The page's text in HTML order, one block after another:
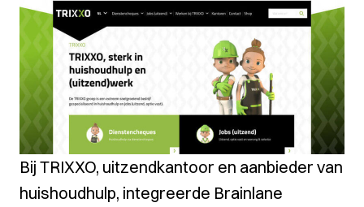
Bij TRIXXO, uitzendkantoor en aanbieder van
huishoudhulp, integreerde Brainlane